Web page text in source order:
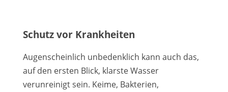
Schutz vor Krankheiten
Augenscheinlich unbedenklich kann auch das,
auf den ersten Blick, klarste Wasser
verunreinigt sein. Keime, Bakterien,